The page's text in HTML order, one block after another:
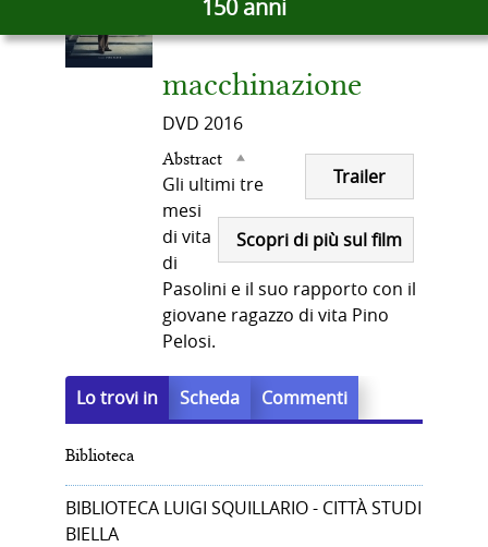
150 anni
del
documento
in
macchinazione
DVD 2016
Trailer
Scopri di più sul film
Abstract
Gli ultimi tre
mesi
di vita
di
Pasolini e il suo rapporto con il
giovane ragazzo di vita Pino
Pelosi.
Lo trovi in Scheda Commenti
Biblioteca
BIBLIOTECA LUIGI SQUILLARIO - CITTÀ STUDI
BIELLA